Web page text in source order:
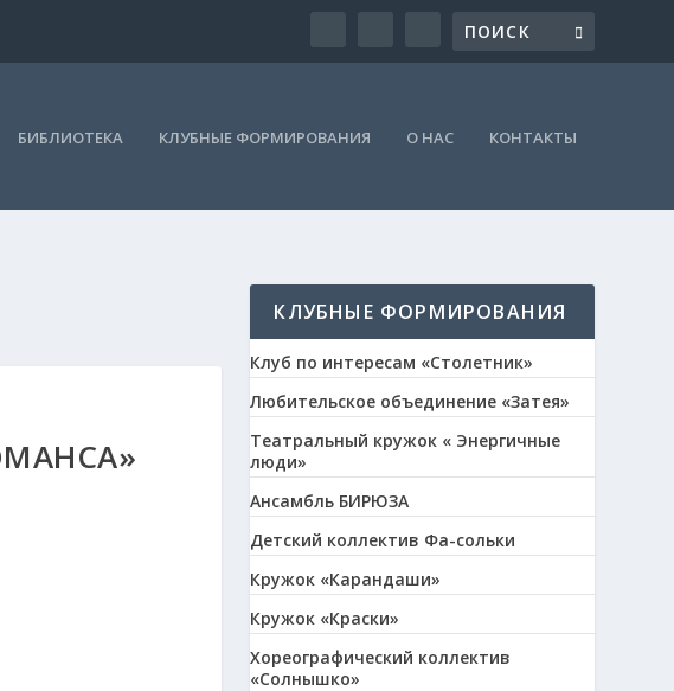
БИБЛИОТЕКА КЛУБНЫЕ ФОРМИРОВАНИЯ О НАС КОНТАКТЫ
КЛУБНЫЕ ФОРМИРОВАНИЯ
Клуб по интересам «Столетник»
Любительское объединение «Затея»
Театральный кружок « Энергичные
люди»
Ансамбль БИРЮЗА
Детский коллектив Фа-сольки
Кружок «Карандаши»
Кружок «Краски»
Хореографический коллектив
«Солнышко»